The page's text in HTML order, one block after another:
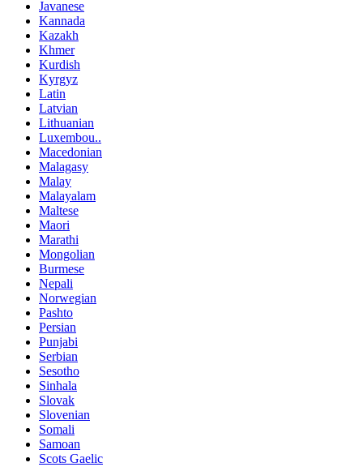
Javanese
Kannada
Kazakh
Khmer
Kurdish
Kyrgyz
Latin
Latvian
Lithuanian
Luxembou..
Macedonian
Malagasy
Malay
Malayalam
Maltese
Maori
Marathi
Mongolian
Burmese
Nepali
Norwegian
Pashto
Persian
Punjabi
Serbian
Sesotho
Sinhala
Slovak
Slovenian
Somali
Samoan
Scots Gaelic